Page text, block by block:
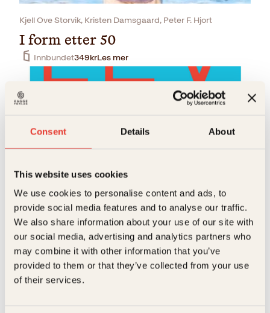
Consent Details About
This website uses cookies
We use cookies to personalise content and ads, to
provide social media features and to analyse our traffic.
We also share information about your use of our site with
our social media, advertising and analytics partners who
may combine it with other information that you’ve
provided to them or that they’ve collected from your use
of their services.
Kjell Ove Storvik, Kristen Damsgaard, Peter F. Hjort
I form etter 50
Innbundet349krLes mer
Ole Petter Hjelle
Lev til du blir 100
Innbundet 399krKjøp